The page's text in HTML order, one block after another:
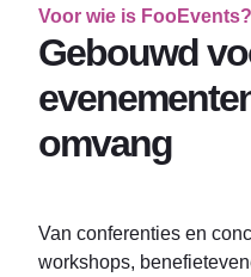
Voor wie is FooEvents?
Gebouwd
omvang
Van conferenties en
workshops,